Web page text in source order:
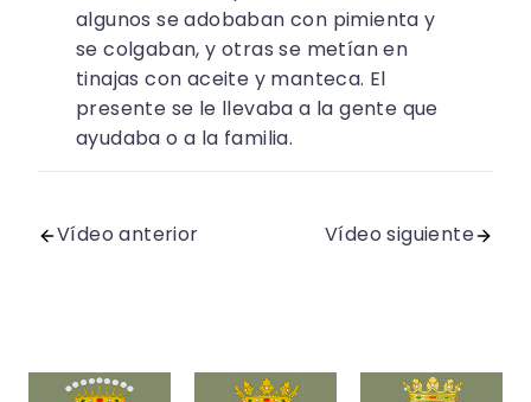
algunos se adobaban con pimienta y
se colgaban, y otras se metían en
tinajas con aceite y manteca. El
presente se le llevaba a la gente que
ayudaba o a la familia.
Vídeo anterior Vídeo siguiente